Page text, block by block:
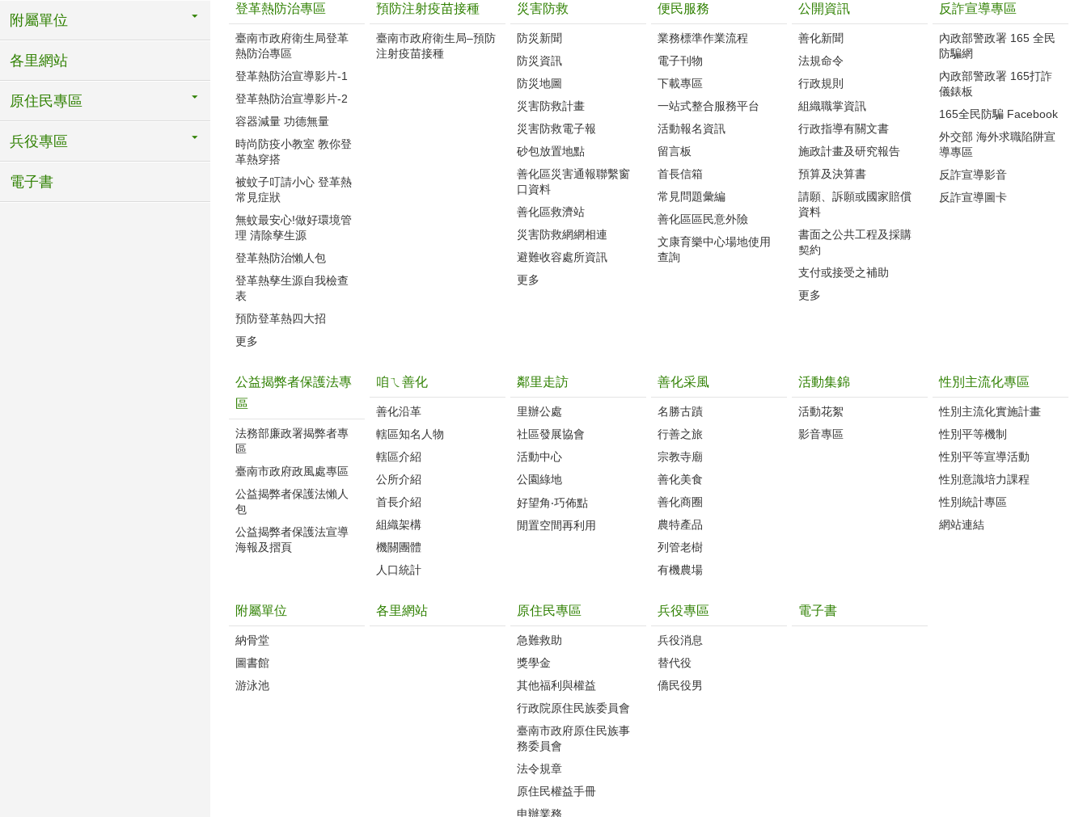
附屬單位
各里網站
原住民專區
兵役專區
電子書
登革熱防治專區
臺南市政府衛生局登革
熱防治專區
登革熱防治宣導影片-1
登革熱防治宣導影片-2
容器減量 功德無量
時尚防疫小教室 教你登
革熱穿搭
被蚊子叮請小心 登革熱
常見症狀
無蚊最安心!做好環境管
理 清除孳生源
登革熱防治懶人包
登革熱孳生源自我檢查
表
預防登革熱四大招
更多
預防注射疫苗接種
臺南市政府衛生局–預防
注射疫苗接種
災害防救
防災新聞
防災資訊
防災地圖
災害防救計畫
災害防救電子報
砂包放置地點
善化區災害通報聯繫窗
口資料
善化區救濟站
災害防救網網相連
避難收容處所資訊
更多
便民服務
業務標準作業流程‭
電子刊物
下載專區
一站式整合服務平台
活動報名資訊
留言板
首長信箱
常見問題彙編
善化區區民意外險
文康育樂中心場地使用
查詢
公開資訊
善化新聞
法規命令
行政規則
組織職掌資訊
行政指導有關文書
施政計畫及研究報告
預算及決算書
請願、訴願或國家賠償
資料
書面之公共工程及採購
契約
支付或接受之補助
更多
反詐宣導專區
內政部警政署 165 全民
防騙網
內政部警政署 165打詐
儀錶板
165全民防騙 Facebook
外交部 海外求職陷阱宣
導專區
反詐宣導影音
反詐宣導圖卡
公益揭弊者保護法專
區
法務部廉政署揭弊者專
區
臺南市政府政風處專區
公益揭弊者保護法懶人
包
公益揭弊者保護法宣導
海報及摺頁
咱ㄟ善化
善化沿革‭
轄區知名人物‭
轄區介紹
公所介紹
首長介紹
組織架構
機關團體
人口統計
鄰里走訪
里辦公處‭ ‭
社區發展協會‭
活動中心
公園綠地
好望角‧巧佈點
閒置空間再利用
善化采風
名勝古蹟
行善之旅
宗教寺廟
善化美食
善化商圈
農特產品
列管老樹
有機農場
活動集錦
活動花絮
影音專區
性別主流化專區
性別主流化實施計畫
性別平等機制
性別平等宣導活動
性別意識培力課程
性別統計專區
網站連結
附屬單位
納骨堂
圖書館
游泳池
各里網站 原住民專區
急難救助
獎學金
其他福利與權益
行政院原住民族委員會
臺南市政府原住民族事
務委員會
法令規章
原住民權益手冊
申辦業務
兵役專區
兵役消息
替代役
僑民役男
電子書